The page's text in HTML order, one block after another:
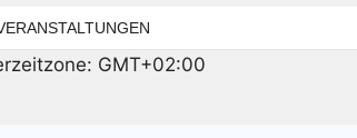
GMT+02:00